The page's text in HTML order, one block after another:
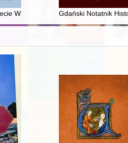
i w Polsce
Wielkiej UcieczkiGdański Notatnik